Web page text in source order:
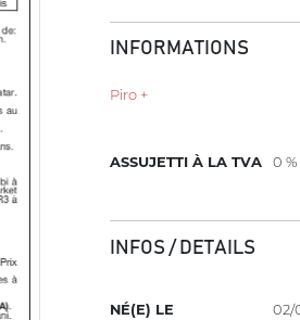
INFORMATIONS
Piro +
ASSUJETTI À LA TVA 0 %
INFOS / DETAILS
NÉ(E) LE
02/